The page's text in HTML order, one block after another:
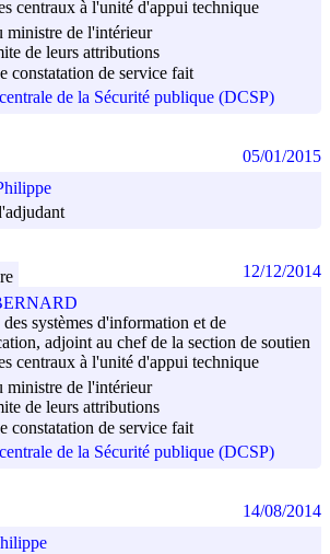
centraux à l'unité d'appui technique
ministre de l'intérieur
de leurs attributions
constatation de service fait
de la Sécurité publique (DCSP)
05/01/2015
systèmes d'information et de
adjoint au chef de la section de soutien
centraux à l'unité d'appui technique
ministre de l'intérieur
de leurs attributions
constatation de service fait
de la Sécurité publique (DCSP)
12/12/2014
14/08/2014